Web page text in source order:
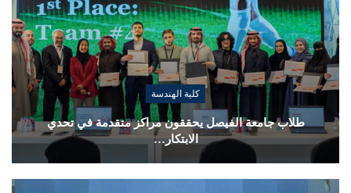
كلية الهندسة
طلاب جامعة الفيصل يحققون مراكز متقدمة في تحدي
الابتكار…